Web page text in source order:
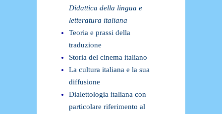
Didattica della lingua e
letteratura italiana
Teoria e prassi della
traduzione
Storia del cinema italiano
La cultura italiana e la sua
diffusione
Dialettologia italiana con
particolare riferimento al